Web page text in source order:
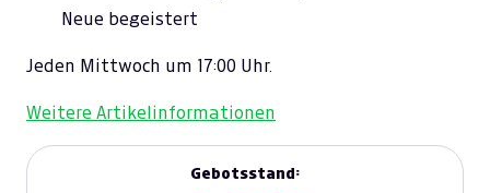
Neue begeistert
Jeden Mittwoch um 17:00 Uhr.
Weitere Artikelinformationen
Gebotsstand: